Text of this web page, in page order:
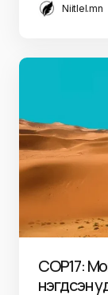
Niitlel.mn
COP17:
нэгдсэн